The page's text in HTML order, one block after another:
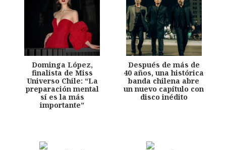
Dominga López,
finalista de Miss
Universo Chile: “La
preparación mental
sí es la más
importante”
Después de más de
40 años, una histórica
banda chilena abre
un nuevo capítulo con
disco inédito